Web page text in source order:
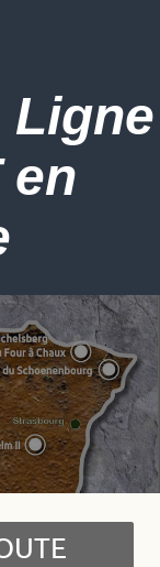
Ligne
en